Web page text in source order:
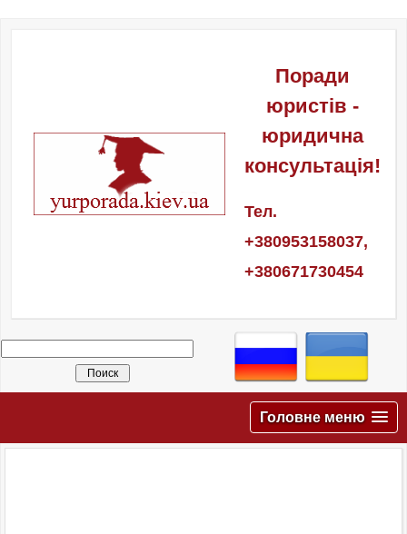
Поради
юристів -
юридична
консультація!
Тел.
+380953158037,
+380671730454
Головне меню